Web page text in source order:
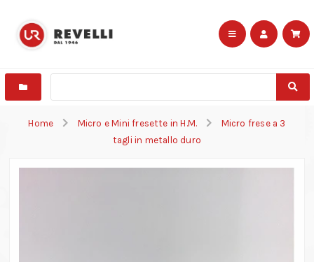
Home Micro e Mini fresette in H.M.
Micro frese a 3
tagli in metallo duro